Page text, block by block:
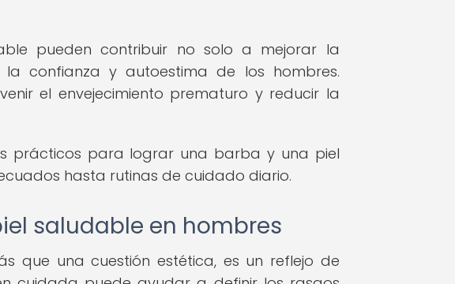
pueden contribuir no solo a mejorar la
confianza y autoestima de los hombres.
el envejecimiento prematuro y reducir la
prácticos para lograr una barba y una piel
hasta rutinas de cuidado diario.
saludable en hombres
que una cuestión estética, es un reflejo de